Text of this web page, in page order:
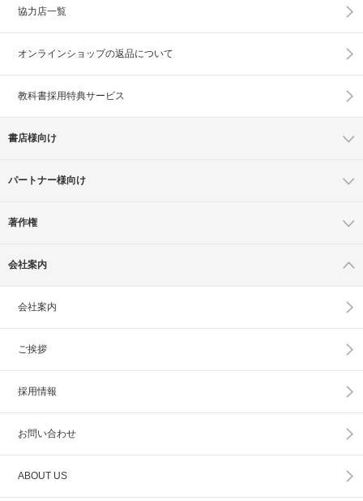
協力店一覧
オンラインショップの返品について
教科書採用特典サービス
書店様向け
パートナー様向け
著作権
会社案内
会社案内
ご挨拶
採用情報
お問い合わせ
ABOUT US